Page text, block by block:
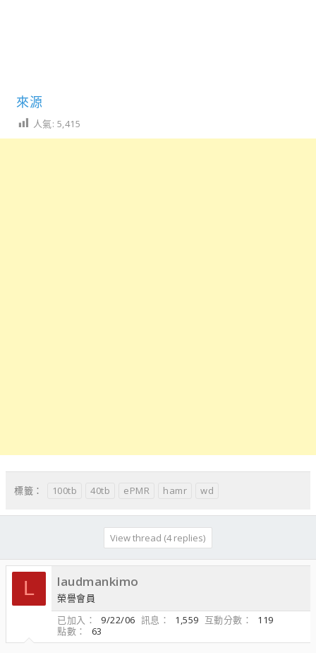
來源
人氣: 5,415
標籤： 100tb 40tb ePMR hamr wd
View thread (4 replies)
L laudmankimo
榮譽會員
已加入
9/22/06 訊息 1,559 互動分數
119
點數
63